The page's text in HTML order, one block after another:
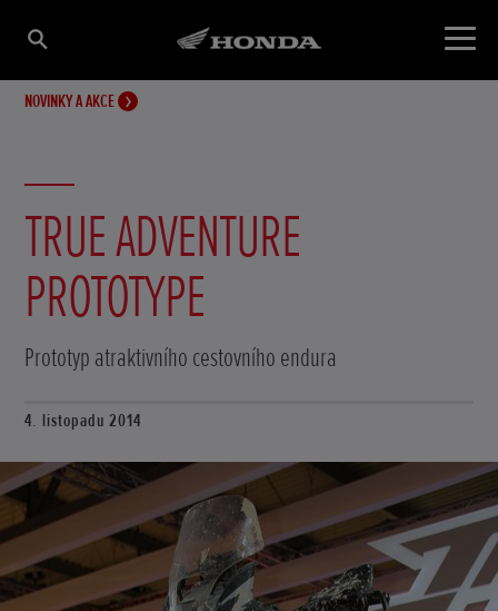
NOVINKY A AKCE
TRUE ADVENTURE
PROTOTYPE
Prototyp atraktivního cestovního endura
4. listopadu 2014